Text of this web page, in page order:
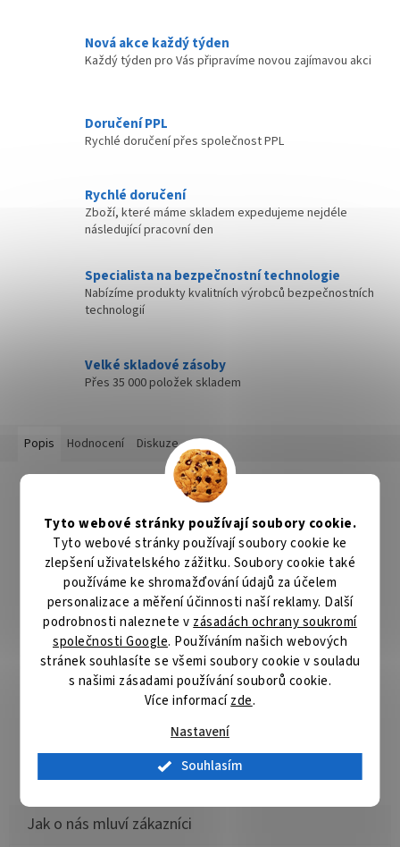
Tyto webové stránky používají soubory cookie.
Tyto webové stránky používají soubory cookie ke
zlepšení uživatelského zážitku. Soubory cookie také
používáme ke shromažďování údajů za účelem
personalizace a měření účinnosti naší reklamy. Další
podrobnosti naleznete v zásadách ochrany soukromí
společnosti Google. Používáním našich webových
stránek souhlasíte se všemi soubory cookie v souladu
s našimi zásadami používání souborů cookie.
Více informacízde.
Nastavení
Souhlasím
Nová akce každý týden
Každý týden pro Vás připravíme novou zajímavou akci
Doručení PPL
Rychlé doručení přes společnost PPL
Rychlé doručení
Zboží, které máme skladem expedujeme nejdéle
následující pracovní den
Specialista na bezpečnostní technologie
Nabízíme produkty kvalitních výrobců bezpečnostních
technologií
Velké skladové zásoby
Přes 35 000 položek skladem
Popis Hodnocení Diskuze
Detailní popis produktu
TRX Akyga AK-SW-31
Nabíjecí kabel pro chytré sportovní náramkyFitbit Inspire 2 a
ACE 3. Nabíječka je vybavena odpruženými kontakty, které
zajišťují optimální tlak na chytrý náramek, a tím i stabilní nabíjení.
K dispozici je univerzální konektorUSB, díky kterému si můžete
vybrat, zda ji připojíte k síťovému adaptéru, powerbance, nebo
notebooku. Jediné požadavky na zdroj napájení jsou5 V / 1 A.
ZÁKLADNÍ SPECIFIKACE
Fitbit Inspire 2, ACE 3